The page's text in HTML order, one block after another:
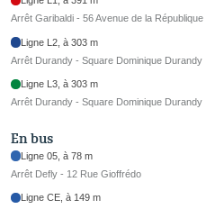
Arrêt Garibaldi - 56 Avenue de la République
Ligne L2, à 303 m
Arrêt Durandy - Square Dominique Durandy
Ligne L3, à 303 m
Arrêt Durandy - Square Dominique Durandy
En bus
Ligne 05, à 78 m
Arrêt Defly - 12 Rue Gioffrédo
Ligne CE, à 149 m